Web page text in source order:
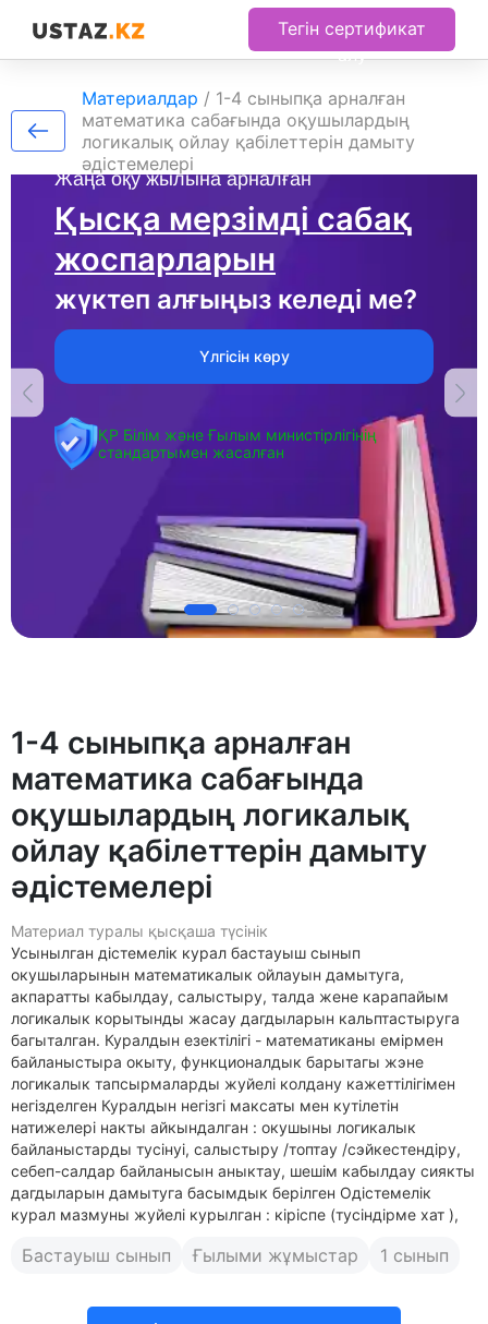
Тегін сертификат
алу
Жаңа оқу жылына арналған
Қысқа мерзімді сабақ
жоспарларын
жүктеп алғыңыз келеді ме?
Үлгісін көру
ҚР Білім және Ғылым министірлігінің
стандартымен жасалған
Материалдар / 1-4 сыныпқа арналған
математика сабағында оқушылардың
логикалық ойлау қабілеттерін дамыту
әдістемелері
1-4 сыныпқа арналған
математика сабағында
оқушылардың логикалық
ойлау қабілеттерін дамыту
әдістемелері
Материал туралы қысқаша түсінік
Усынылган дістемелік курал бастауыш сынып
окушыларынын математикалык ойлауын дамытуга,
акпаратты кабылдау, салыстыру, талда жене карапайым
логикалык корытынды жасау дагдыларын кальптастыруга
багыталган. Куралдын езектілігі - математиканы емірмен
байланыстыра окыту, функционалдык барытагы жэне
логикалык тапсырмаларды жуйелі колдану кажеттілігімен
негізделген Куралдын негізгі максаты мен кутілетін
натижелері накты айкындалган : окушыны логикалык
байланыстарды тусінуі, салыстыру /топтау /сэйкестендіру,
себеп-салдар байланысын аныктау, шешім кабылдау сиякты
дагдыларын дамытуга басымдык берілген Одістемелік
курал мазмуны жуйелі курылган : кіріспе (тусіндірме хат ),
Бастауыш сынып Ғылыми жұмыстар 1 сынып